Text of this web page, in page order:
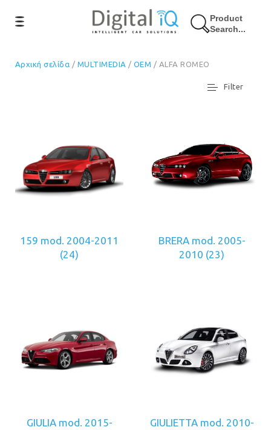
Product
Search...
Αρχική σελίδα / MULTIMEDIA / OEM / ALFA ROMEO
Filter
159 mod. 2004-2011
(24)
BRERA mod. 2005-
2010 (23)
GIULIA mod. 2015-
GIULIETTA mod. 2010-